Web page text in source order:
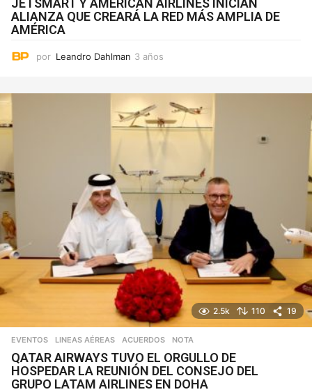
JETSMART Y AMERICAN AIRLINES INICIAN
ALIANZA QUE CREARÁ LA RED MÁS AMPLIA DE
AMÉRICA
por Leandro Dahlman 3 años
o
2.5k 110 19
EVENTOS ,LINEAS AÉREAS ACUERDOS ,NOTA
QATAR AIRWAYS TUVO EL ORGULLO DE
HOSPEDAR LA REUNIÓN DEL CONSEJO DEL
GRUPO LATAM AIRLINES EN DOHA